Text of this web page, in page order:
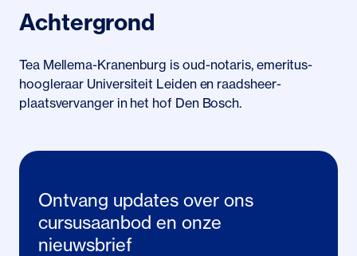
Achtergrond
Tea Mellema-Kranenburg is oud-notaris, emeritus-
hoogleraar Universiteit Leiden en raadsheer-
plaatsvervanger in het hof Den Bosch.
Ontvang updates over ons
cursusaanbod en onze
nieuwsbrief